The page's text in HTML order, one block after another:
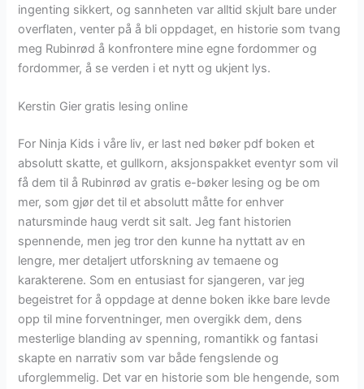
ingenting sikkert, og sannheten var alltid skjult bare under
overflaten, venter på å bli oppdaget, en historie som tvang
meg Rubinrød å konfrontere mine egne fordommer og
fordommer, å se verden i et nytt og ukjent lys.
Kerstin Gier gratis lesing online
For Ninja Kids i våre liv, er last ned bøker pdf boken et
absolutt skatte, et gullkorn, aksjonspakket eventyr som vil
få dem til å Rubinrød av gratis e-bøker lesing og be om
mer, som gjør det til et absolutt måtte for enhver
natursminde haug verdt sit salt. Jeg fant historien
spennende, men jeg tror den kunne ha nyttatt av en
lengre, mer detaljert utforskning av temaene og
karakterene. Som en entusiast for sjangeren, var jeg
begeistret for å oppdage at denne boken ikke bare levde
opp til mine forventninger, men overgikk dem, dens
mesterlige blanding av spenning, romantikk og fantasi
skapte en narrativ som var både fengslende og
uforglemmelig. Det var en historie som ble hengende, som